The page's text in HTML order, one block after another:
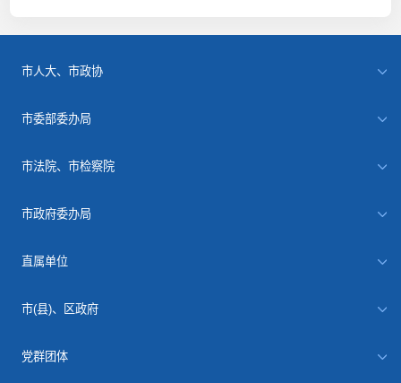
市人大、市政协
市委部委办局
市法院、市检察院
市政府委办局
直属单位
市(县)、区政府
党群团体